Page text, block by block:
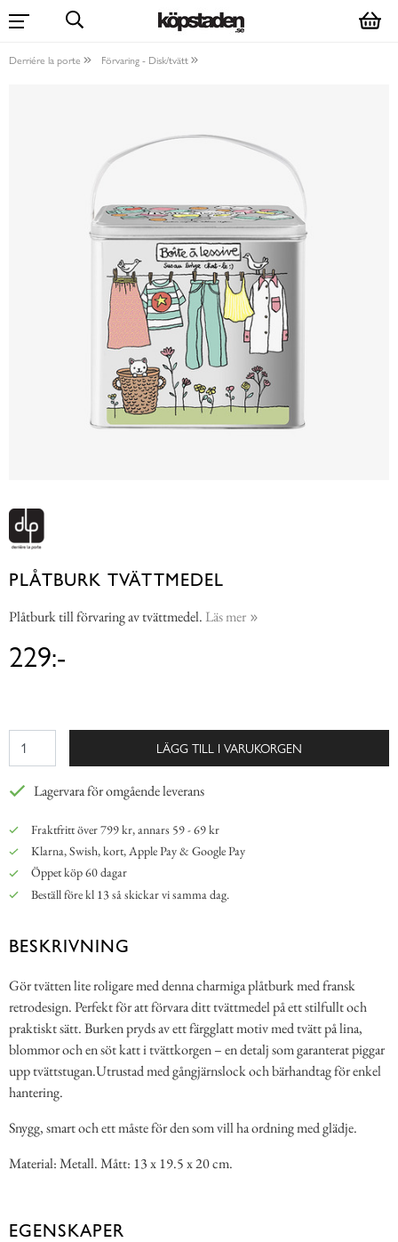
Derriére la porte Förvaring - Disk/tvätt
PLÅTBURK TVÄTTMEDEL
Plåtburk till förvaring av tvättmedel. Läs mer
229:-
LÄGG TILL I VARUKORGEN
Lagervara för omgående leverans
Fraktfritt över 799 kr, annars 59 - 69 kr
Klarna, Swish, kort, Apple Pay & Google Pay
Öppet köp 60 dagar
Beställ före kl 13 så skickar vi samma dag.
BESKRIVNING
Gör tvätten lite roligare med denna charmiga plåtburk med fransk
retrodesign. Perfekt för att förvara ditt tvättmedel på ett stilfullt och
praktiskt sätt. Burken pryds av ett färgglatt motiv med tvätt på lina,
blommor och en söt katt i tvättkorgen – en detalj som garanterat piggar
upp tvättstugan.Utrustad med gångjärnslock och bärhandtag för enkel
hantering.
Snygg, smart och ett måste för den som vill ha ordning med glädje.
Material: Metall. Mått: 13 x 19.5 x 20 cm.
EGENSKAPER